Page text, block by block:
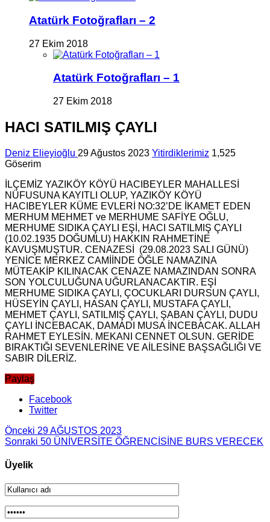
Atatürk Fotoğrafları – 2
27 Ekim 2018
Atatürk Fotoğrafları – 1
27 Ekim 2018
HACI SATILMIŞ ÇAYLI
Deniz Elieyioğlu 29 Ağustos 2023 Yitirdiklerimiz 1,525
Göserim
İLÇEMİZ YAZIKÖY KÖYÜ HACIBEYLER MAHALLESİ
NÜFUSUNA KAYITLI OLUP, YAZIKÖY KÖYÜ
HACIBEYLER KÜME EVLERİ NO:32’DE İKAMET EDEN
MERHUM MEHMET ve MERHUME SAFİYE OĞLU,
MERHUME SIDIKA ÇAYLI EŞİ, HACI SATILMIŞ ÇAYLI
(10.02.1935 DOĞUMLU) HAKKIN RAHMETİNE
KAVUŞMUŞTUR. CENAZESİ (29.08.2023 SALI GÜNÜ)
YENİCE MERKEZ CAMİİNDE ÖĞLE NAMAZINA
MÜTEAKİP KILINACAK CENAZE NAMAZINDAN SONRA
SON YOLCULUĞUNA UĞURLANACAKTIR. EŞİ
MERHUME SIDIKA ÇAYLI, ÇOCUKLARI DURSUN ÇAYLI,
HÜSEYİN ÇAYLI, HASAN ÇAYLI, MUSTAFA ÇAYLI,
MEHMET ÇAYLI, SATILMIŞ ÇAYLI, ŞABAN ÇAYLI, DUDU
ÇAYLI İNCEBACAK, DAMADI MUSA İNCEBACAK. ALLAH
RAHMET EYLESİN. MEKANI CENNET OLSUN. GERİDE
BIRAKTIĞI SEVENLERİNE VE AİLESİNE BAŞSAĞLIĞI VE
SABIR DİLERİZ.
Paylaş
Facebook
Twitter
Önceki 29 AĞUSTOS 2023
Sonraki 50 ÜNİVERSİTE ÖĞRENCİSİNE BURS VERECEK
Üyelik